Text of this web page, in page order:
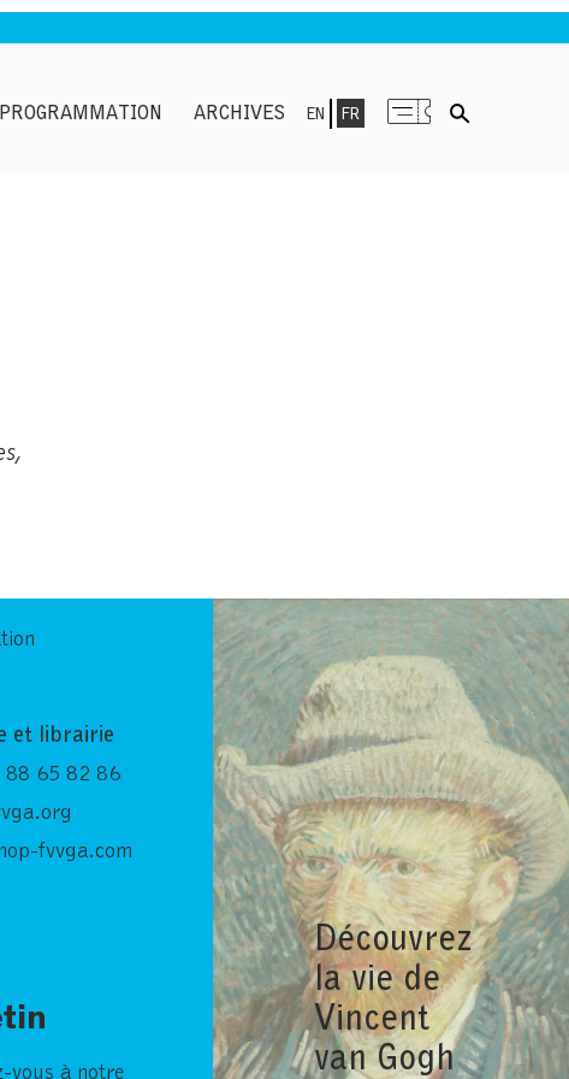
PROGRAMMATION ARCHIVES EN FR
et librairie
65 82 86
fvvga.com
vous à notre
Découvrez
la vie de
Vincent
van Gogh